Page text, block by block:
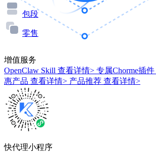
包段
零售
增值服务
OpenClaw Skill 查看详情> 专属Chorme插件
惠产品 查看详情> 产品推荐 查看详情>
快代理小程序